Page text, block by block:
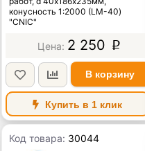
конусность 1:2000 (LM-40)
"CNIC"
2 250 p
В корзину
Купить в 1 клик
Код товара: 30044